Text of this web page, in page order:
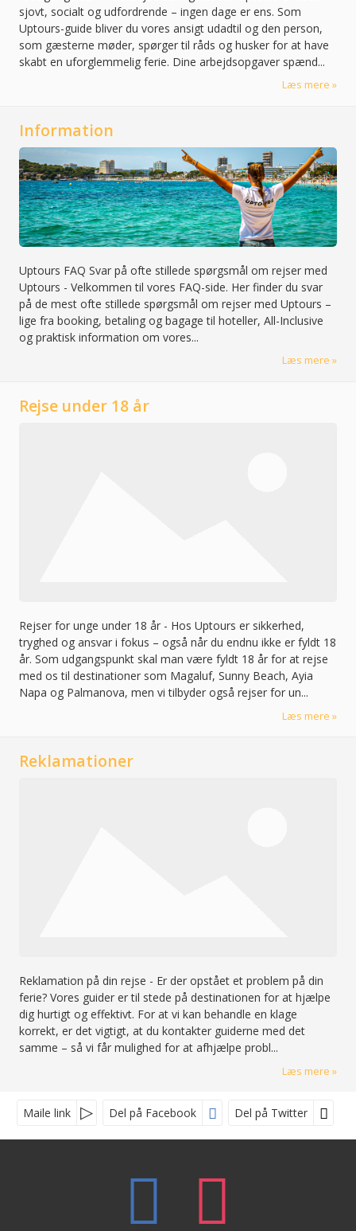
sjovt, socialt og udfordrende – ingen dage er ens. Som
Uptours-guide bliver du vores ansigt udadtil og den person,
som gæsterne møder, spørger til råds og husker for at have
skabt en uforglemmelig ferie. Dine arbejdsopgaver spænd...
Læs mere
Information
Uptours FAQ Svar på ofte stillede spørgsmål om rejser med
Uptours - Velkommen til vores FAQ-side. Her finder du svar
på de mest ofte stillede spørgsmål om rejser med Uptours –
lige fra booking, betaling og bagage til hoteller, All-Inclusive
og praktisk information om vores...
Læs mere
Rejse under 18 år
Rejser for unge under 18 år - Hos Uptours er sikkerhed,
tryghed og ansvar i fokus – også når du endnu ikke er fyldt 18
år. Som udgangspunkt skal man være fyldt 18 år for at rejse
med os til destinationer som Magaluf, Sunny Beach, Ayia
Napa og Palmanova, men vi tilbyder også rejser for un...
Læs mere
Reklamationer
Reklamation på din rejse - Er der opstået et problem på din
ferie? Vores guider er til stede på destinationen for at hjælpe
dig hurtigt og effektivt. For at vi kan behandle en klage
korrekt, er det vigtigt, at du kontakter guiderne med det
samme – så vi får mulighed for at afhjælpe probl...
Læs mere
Maile link Del på Facebook Del på Twitter